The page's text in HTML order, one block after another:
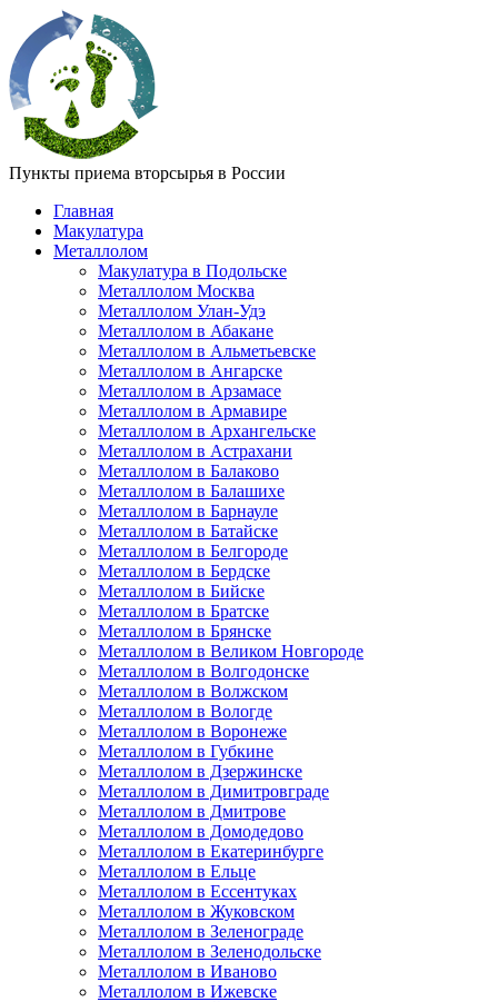
Пункты приема вторсырья в России
Главная
Макулатура
Металлолом
Макулатура в Подольске
Металлолом Москва
Металлолом Улан-Удэ
Металлолом в Абакане
Металлолом в Альметьевске
Металлолом в Ангарске
Металлолом в Арзамасе
Металлолом в Армавире
Металлолом в Архангельске
Металлолом в Астрахани
Металлолом в Балаково
Металлолом в Балашихе
Металлолом в Барнауле
Металлолом в Батайске
Металлолом в Белгороде
Металлолом в Бердске
Металлолом в Бийске
Металлолом в Братске
Металлолом в Брянске
Металлолом в Великом Новгороде
Металлолом в Волгодонске
Металлолом в Волжском
Металлолом в Вологде
Металлолом в Воронеже
Металлолом в Губкине
Металлолом в Дзержинске
Металлолом в Димитровграде
Металлолом в Дмитрове
Металлолом в Домодедово
Металлолом в Екатеринбурге
Металлолом в Ельце
Металлолом в Ессентуках
Металлолом в Жуковском
Металлолом в Зеленограде
Металлолом в Зеленодольске
Металлолом в Иваново
Металлолом в Ижевске